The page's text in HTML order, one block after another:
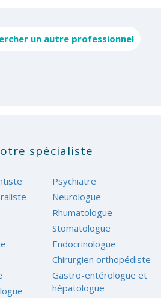
un autre professionnel
spécialiste
Psychiatre
Neurologue
Rhumatologue
Stomatologue
Endocrinologue
Chirurgien orthopédiste
Gastro-entérologue et
hépatologue